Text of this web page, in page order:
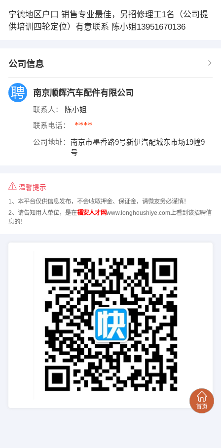
宁德地区户口 销售专业最佳，另招修理工1名（公司提
供培训四轮定位）有意联系 陈小姐13951670136
公司信息
南京顺辉汽车配件有限公司
联系人： 陈小姐
联系电话： ****
公司地址：
南京市墨香路9号新伊汽配城东市场19幢9
号
温馨提示
1、本平台仅供信息发布，不会收取押金、保证金，请微友务必谨慎！
2、请告知用人单位，是在福安人才网www.longhoushiye.com上看到该招聘信
息的！